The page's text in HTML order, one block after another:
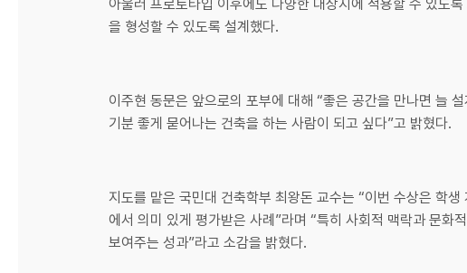
아울러 프로토타입 이후에도 다양한 대상지에 적용할 수 있도
을 형성할 수 있도록 설계했다.
이주현 동문은 앞으로의 포부에 대해 “좋은 공간을 만나면 늘
기분 좋게 묻어나는 건축을 하는 사람이 되고 싶다”고 밝혔다.
지도를 맡은 국민대 건축학부 최왕돈 교수는 “이번 수상은 학
에서 의미 있게 평가받은 사례”라며 “특히 사회적 맥락과 문화
보여주는 성과”라고 소감을 밝혔다.